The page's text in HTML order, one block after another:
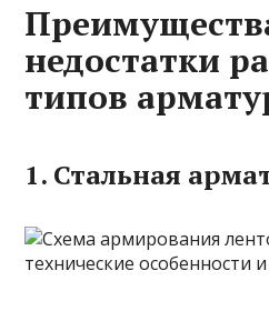
недостатки
типов
1. Стальная